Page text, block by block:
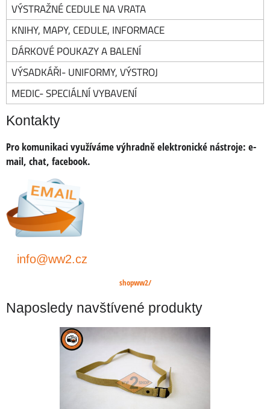
VÝSTRAŽNÉ CEDULE NA VRATA
KNIHY, MAPY, CEDULE, INFORMACE
DÁRKOVÉ POUKAZY A BALENÍ
VÝSADKÁŘI- UNIFORMY, VÝSTROJ
MEDIC- SPECIÁLNÍ VYBAVENÍ
Kontakty
Pro komunikaci využíváme výhradně elektronické nástroje: e-
mail, chat, facebook.
info@ww2.cz
shopww2/
Naposledy navštívené produkty